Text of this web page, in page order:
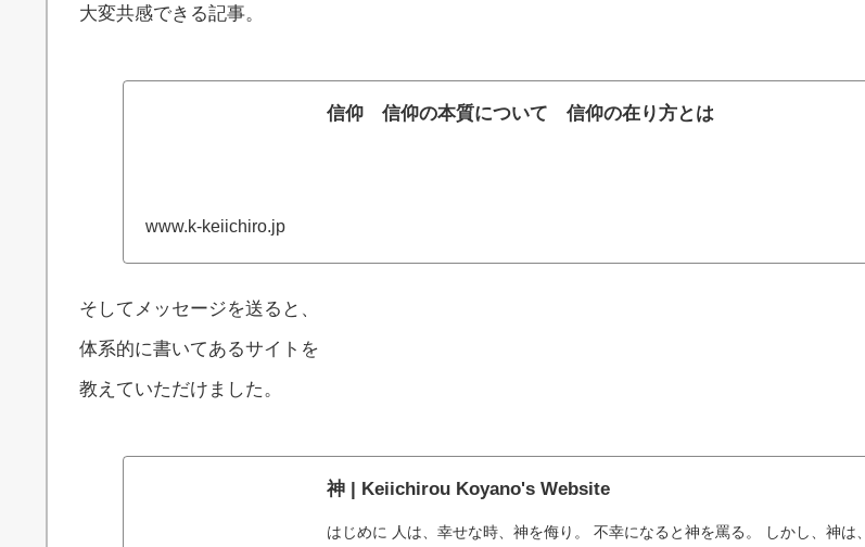
大変共感できる記事。
信仰 信仰の本質について 信仰の在り方とは
www.k-keiichiro.jp
そしてメッセージを送ると、
体系的に書いてあるサイトを
教えていただけました。
神 | Keiichirou Koyano's Website
はじめに 人は、幸せな時、神を侮り。 不幸になると神を罵る。 しかし、神は、